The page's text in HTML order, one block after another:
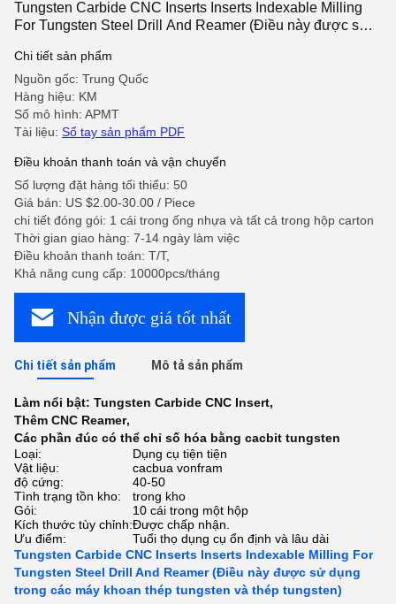
Tungsten Carbide CNC Inserts Inserts Indexable Milling
For Tungsten Steel Drill And Reamer (Điều này được sử
Chi tiết sản phẩm
Nguồn gốc: Trung Quốc
Hàng hiệu: KM
Số mô hình: APMT
Tài liệu: Sổ tay sản phẩm PDF
Điều khoản thanh toán và vận chuyển
Số lượng đặt hàng tối thiểu: 50
Giá bán: US $2.00-30.00 / Piece
chi tiết đóng gói: 1 cái trong ống nhựa và tất cả trong hộp carton
Thời gian giao hàng: 7-14 ngày làm việc
Điều khoản thanh toán: T/T,
Khả năng cung cấp: 10000pcs/tháng
Nhận được giá tốt nhất
Chi tiết sản phẩm Mô tả sản phẩm
Làm nổi bật: Tungsten Carbide CNC Insert,
Thêm CNC Reamer,
Các phần đúc có thể chỉ số hóa bằng cacbit tungsten
Loại:
Dụng cụ tiện tiện
Vật liệu:
cacbua vonfram
độ cứng:
40-50
Tình trạng tồn kho:
trong kho
Gói:
10 cái trong một hộp
Kích thước tùy chỉnh:Được chấp nhận.
Ưu điểm:
Tuổi thọ dụng cụ ổn định và lâu dài
Tungsten Carbide CNC Inserts Inserts Indexable Milling For
Tungsten Steel Drill And Reamer (Điều này được sử dụng
trong các máy khoan thép tungsten và thép tungsten)